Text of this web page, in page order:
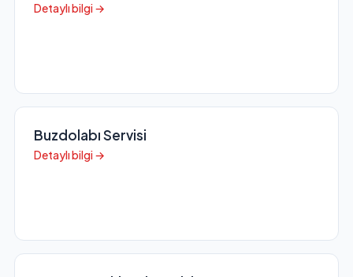
Detaylı bilgi →
Buzdolabı Servisi
Detaylı bilgi →